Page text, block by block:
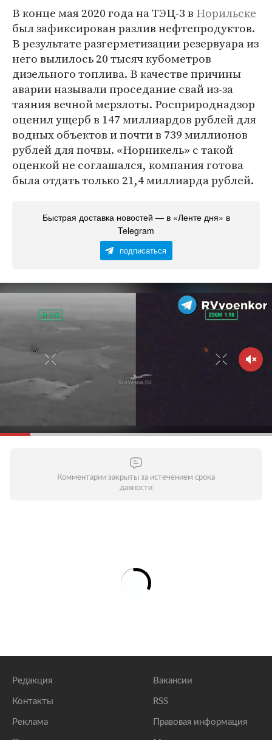
В конце мая 2020 года на ТЭЦ-3 в Норильске
был зафиксирован разлив нефтепродуктов.
В результате разгерметизации резервуара из
него вылилось 20 тысяч кубометров
дизельного топлива. В качестве причины
аварии называли проседание свай из-за
таяния вечной мерзлоты. Росприроднадзор
оценил ущерб в 147 миллиардов рублей для
водных объектов и почти в 739 миллионов
рублей для почвы. «Норникель» с такой
оценкой не соглашался, компания готова
была отдать только 21,4 миллиарда рублей.
Быстрая доставка новостей — в «Ленте дня» в
Telegram
подписаться
Комментарии закрыты за истечением срока
давности
Редакция
Контакты
Реклама
Вакансии
RSS
Правовая информация